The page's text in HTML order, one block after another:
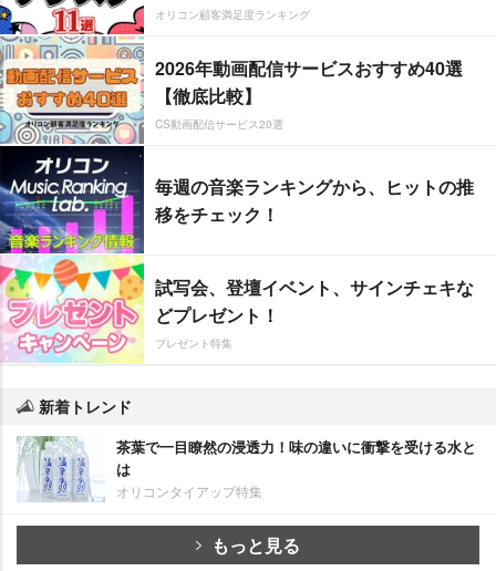
オリコン顧客満足度ランキング
2026年動画配信サービスおすすめ40選
【徹底比較】
CS動画配信サービス20選
毎週の音楽ランキングから、ヒットの推
移をチェック！
試写会、登壇イベント、サインチェキな
どプレゼント！
プレゼント特集
新着トレンド
茶葉で一目瞭然の浸透力！味の違いに衝撃を受ける水と
は
オリコンタイアップ特集
もっと見る